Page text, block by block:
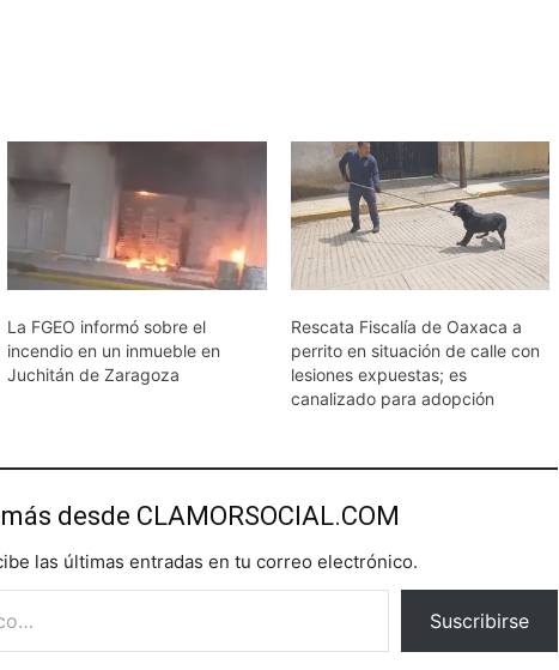
La FGEO informó sobre el
incendio en un inmueble en
Juchitán de Zaragoza
Rescata Fiscalía de Oaxaca a
perrito en situación de calle con
lesiones expuestas; es
canalizado para adopción
desde CLAMORSOCIAL.COM
las últimas entradas en tu correo electrónico.
Suscribirse